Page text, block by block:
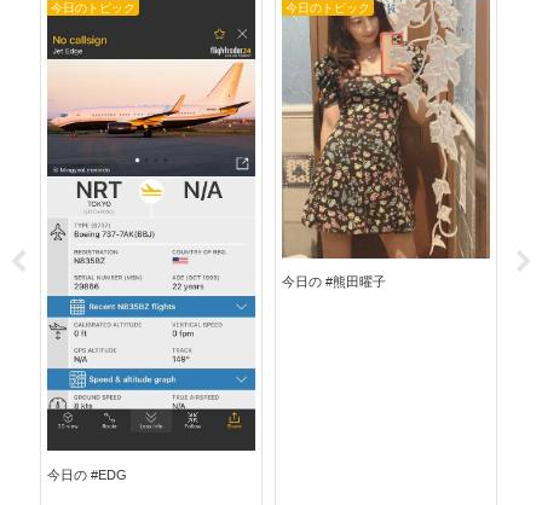
今日のトピック
今日の #EDG
今日のトピック
今日の #熊田曜子